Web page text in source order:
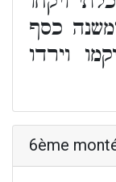
כסף
וירדו
6ème